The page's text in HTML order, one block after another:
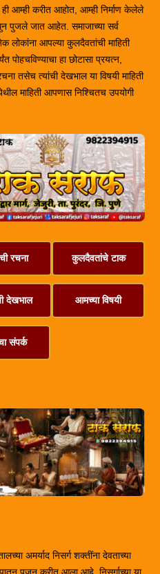
ही आम्ही करीत आहोत, आम्ही निर्माण केलेले
पुजले जात आहेत. समाजाच्या सर्व
लोकांना आपल्या कुलदैवतांची माहिती
पोहचविण्याचा हा छोटासा प्रयत्न,
तसेच त्यांची देखभाल या विषयी माहिती
माहिती आपणास निश्चितच उपयोगी
रचना कुलदैवतांचे टाक
देखभाल आमच्या विषयी
संपर्क
अमर्याद निसर्ग शक्तींना देवताच्या
पुजन करीत आला आहे. निसर्गाच्या या